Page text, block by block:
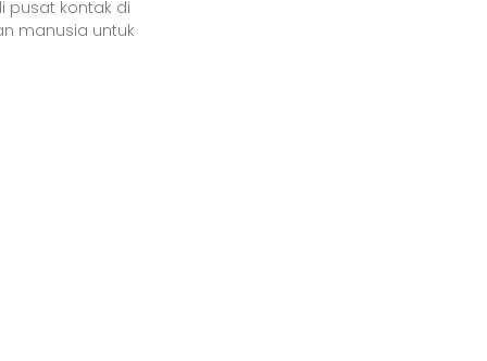
pusat kontak di
manusia untuk